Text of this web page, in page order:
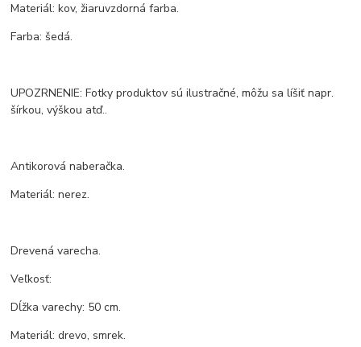
Materiál: kov, žiaruvzdorná farba.
Farba: šedá.
UPOZRNENIE: Fotky produktov sú ilustračné, môžu sa líšiť napr.
šírkou, výškou atď..
Antikorová naberačka.
Materiál: nerez.
Drevená varecha.
Veľkosť:
Dĺžka varechy: 50 cm.
Materiál: drevo, smrek.